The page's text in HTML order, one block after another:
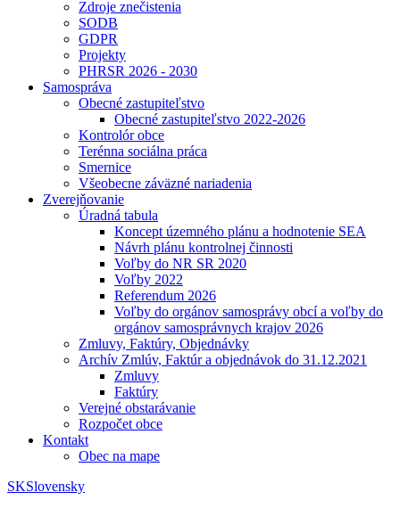
Zdroje znečistenia
SODB
GDPR
Projekty
PHRSR 2026 - 2030
Samospráva
Obecné zastupiteľstvo
Obecné zastupiteľstvo 2022-2026
Kontrolór obce
Terénna sociálna práca
Smernice
Všeobecne záväzné nariadenia
Zverejňovanie
Úradná tabula
Koncept územného plánu a hodnotenie SEA
Návrh plánu kontrolnej činnosti
Voľby do NR SR 2020
Voľby 2022
Referendum 2026
Voľby do orgánov samosprávy obcí a voľby do
orgánov samosprávnych krajov 2026
Zmluvy, Faktúry, Objednávky
Archív Zmlúv, Faktúr a objednávok do 31.12.2021
Zmluvy
Faktúry
Verejné obstarávanie
Rozpočet obce
Kontakt
Obec na mape
SKSlovensky